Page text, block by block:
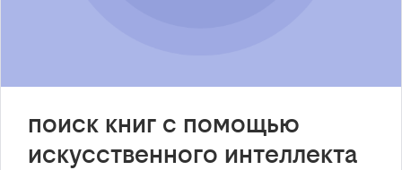
поиск книг с помощью
искусственного интеллекта